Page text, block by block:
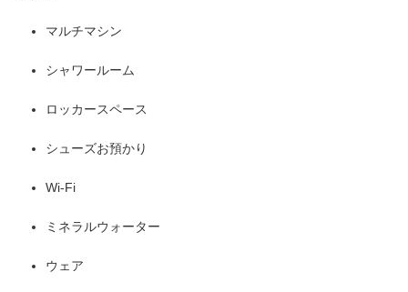
マルチマシン
シャワールーム
ロッカースペース
シューズお預かり
Wi-Fi
ミネラルウォーター
ウェア